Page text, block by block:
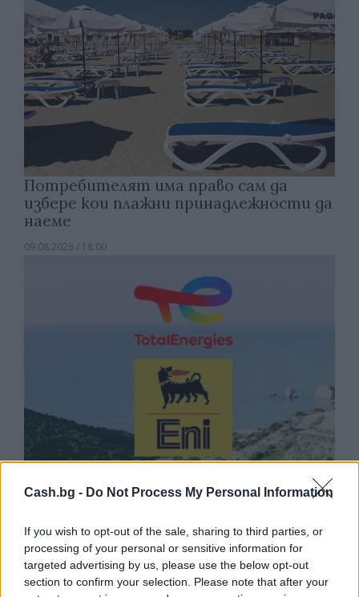
Cash.bg - Do Not Process My Personal Information
If you wish to opt-out of the sale, sharing to third parties, or
processing of your personal or sensitive information for
targeted advertising by us, please use the below opt-out
section to confirm your selection. Please note that after your
Потребителят има право сам да
избере кои плажни принадлежности да
наеме
09.08.2026 / 18:00
Природен газ от Кипър ще потече към
09.08.2026 / 17:30